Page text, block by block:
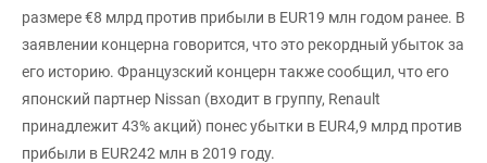
размере €8 млрд против прибыли в EUR19 млн годом ранее. В
заявлении концерна говорится, что это рекордный убыток за
его историю. Французский концерн также сообщил, что его
японский партнер Nissan (входит в группу, Renault
принадлежит 43% акций) понес убытки в EUR4,9 млрд против
прибыли в EUR242 млн в 2019 году.